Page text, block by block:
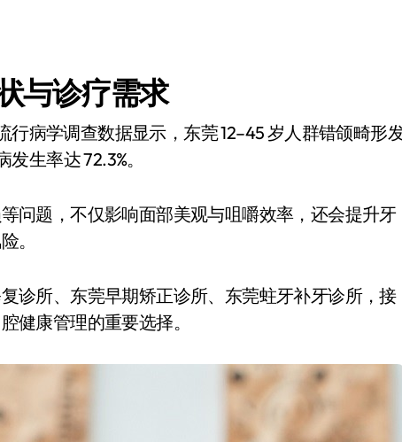
与诊疗需求
生率达 72.3%。
问题，不仅影响面部美观与咀嚼效率，还会提升牙
。
诊所、东莞早期矫正诊所、东莞蛀牙补牙诊所，接
健康管理的重要选择。